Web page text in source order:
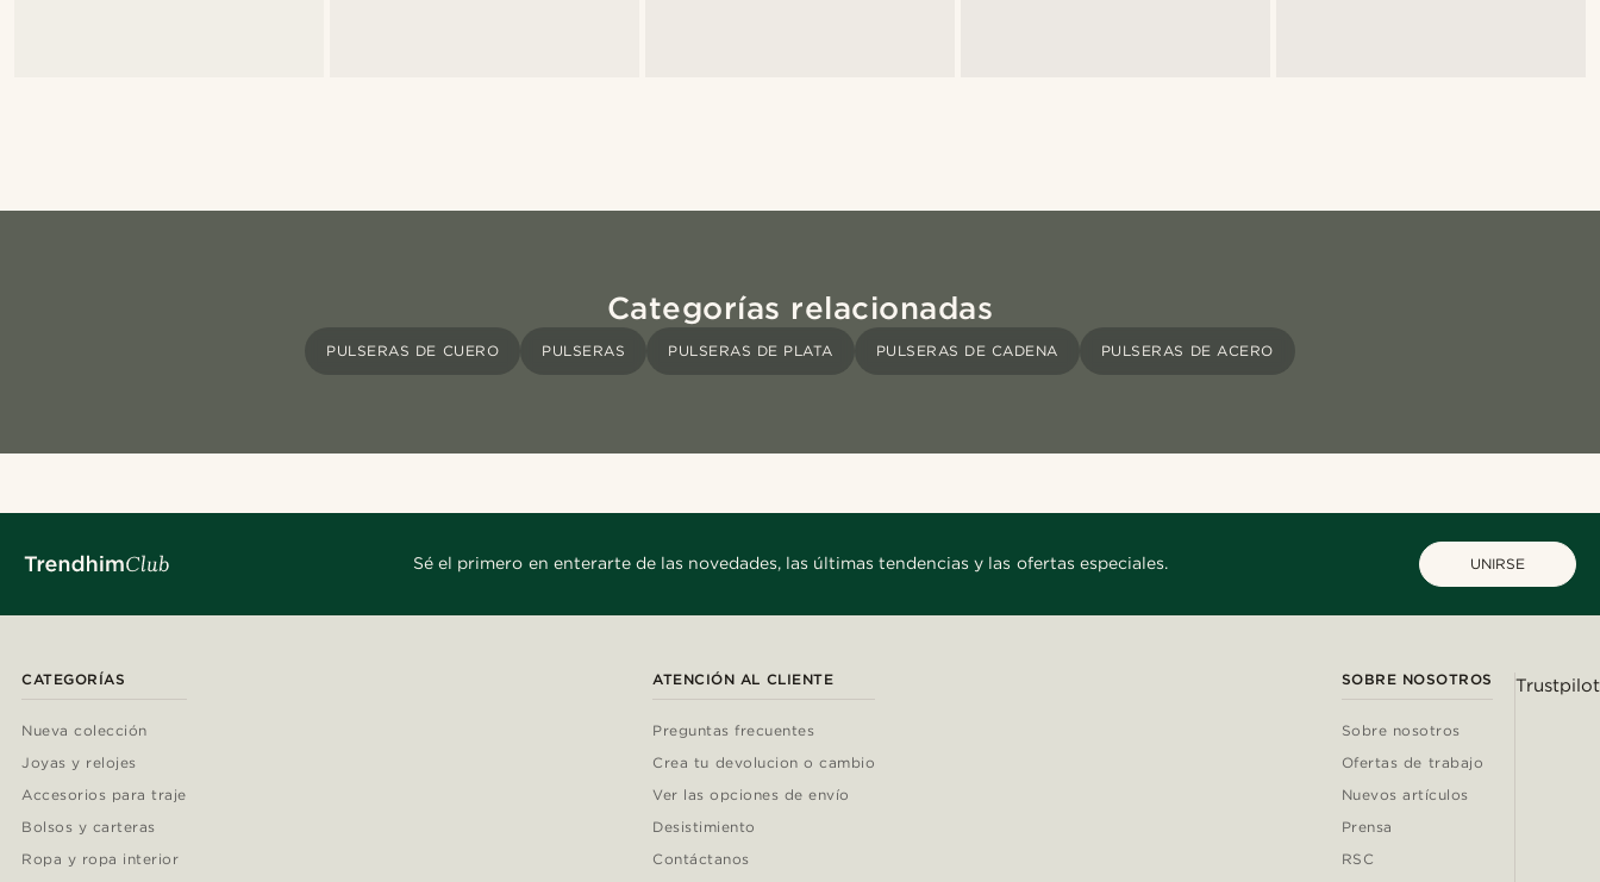
Categorías relacionadas
PULSERAS DE CUERO PULSERAS PULSERAS DE PLATA PULSERAS DE CADENA PULSERAS DE ACERO
Sé el primero en enterarte de las novedades, las últimas tendencias y las ofertas especiales. UNIRSE
CATEGORÍAS
Nueva colección
Joyas y relojes
Accesorios para traje
Bolsos y carteras
Ropa y ropa interior
ATENCIÓN AL CLIENTE
Preguntas frecuentes
Crea tu devolucion o cambio
Ver las opciones de envío
Desistimiento
Contáctanos
SOBRE NOSOTROS
Sobre nosotros
Ofertas de trabajo
Nuevos artículos
Prensa
RSC
Trustpilot